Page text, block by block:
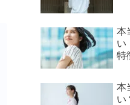
本
い
特
本
い